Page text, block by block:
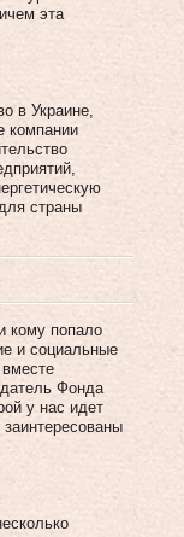
эта
в Украине,
компании
страны
кому попало
и социальные
Фонда
у нас идет